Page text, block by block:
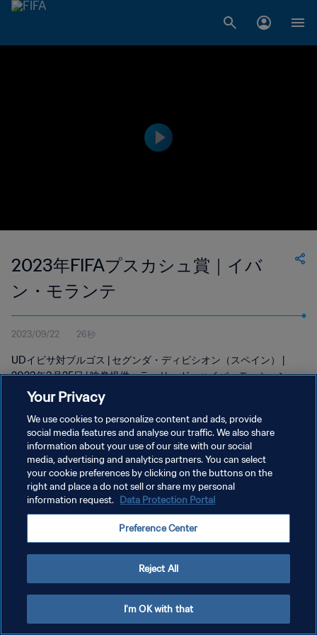
2023年FIFAプスカシュ賞｜イバ
ン・モランテ
2023/09/22 26秒
UDイビサ対ブルゴス | セグンダ・ディビシオン（スペイン） |
2023年3月25日 | 映像提供：ラ・リーガ・ハイパーモーション
プライバシーポリシー
サービス利用規約
クッキー設定の管理
Your Privacy
We use cookies to personalize content and ads, provide
social media features and analyse our traffic. We also share
information about your use of our site with our social
media, advertising and analytics partners. You can select
your cookie preferences by clicking on the buttons on the
right and place a do not sell or share my personal
information request. Data Protection Portal
Preference Center
Reject All
I'm OK with that